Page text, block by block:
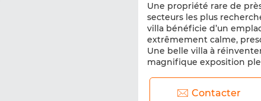
Chauffage central
Réfrigérateur
Une propriété rare de
secteurs les plus
villa bénéficie d’un
extrêmement calme,
Une belle villa à
magnifique exposition
Contacter